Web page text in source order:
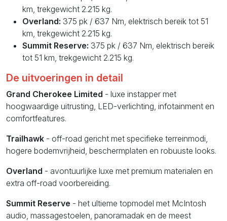
km, trekgewicht 2.215 kg.
Overland: 375 pk / 637 Nm, elektrisch bereik tot 51
km, trekgewicht 2.215 kg.
Summit Reserve: 375 pk / 637 Nm, elektrisch bereik
tot 51 km, trekgewicht 2.215 kg.
De uitvoeringen in detail
Grand Cherokee Limited - luxe instapper met
hoogwaardige uitrusting, LED-verlichting, infotainment en
comfortfeatures.
Trailhawk - off-road gericht met specifieke terreinmodi,
hogere bodemvrijheid, beschermplaten en robuuste looks.
Overland - avontuurlijke luxe met premium materialen en
extra off-road voorbereiding.
Summit Reserve - het ultieme topmodel met McIntosh
audio, massagestoelen, panoramadak en de meest